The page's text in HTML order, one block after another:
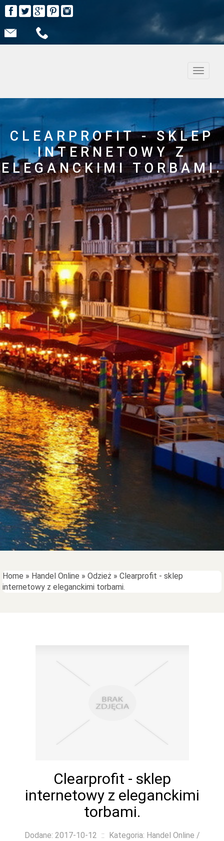
CLEARPROFIT - SKLEP
INTERNETOWY Z
ELEGANCKIMI TORBAMI.
Home » Handel Online » Odzież » Clearprofit - sklep
internetowy z eleganckimi torbami.
Clearprofit - sklep
internetowy z eleganckimi
torbami.
Dodane: 2017-10-12 :: Kategoria: Handel Online /